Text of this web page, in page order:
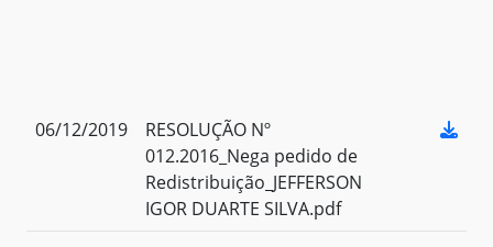
06/12/2019
RESOLUÇÃO Nº
012.2016_Nega pedido de
Redistribuição_JEFFERSON
IGOR DUARTE SILVA.pdf